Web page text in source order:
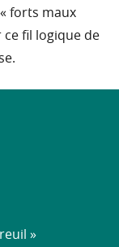
forts maux
ce fil logique de
»